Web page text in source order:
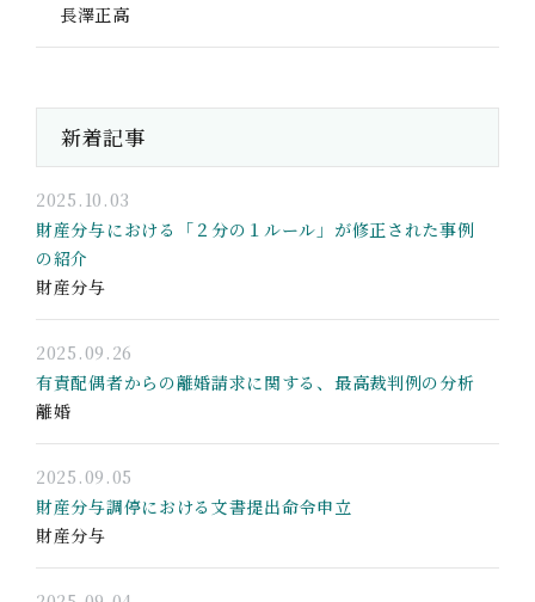
長澤正高
新着記事
2025.10.03
財産分与における「２分の１ルール」が修正された事例
の紹介
財産分与
2025.09.26
有責配偶者からの離婚請求に関する、最高裁判例の分析
離婚
2025.09.05
財産分与調停における文書提出命令申立
財産分与